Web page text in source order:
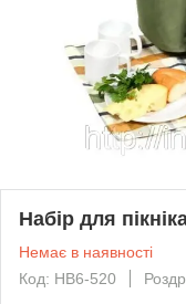
Набір для
Немає в наявності
Код: HB6-520